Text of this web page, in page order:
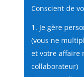
Conscient de
Je gère
(vous ne
et votre affaire
collaborateur)